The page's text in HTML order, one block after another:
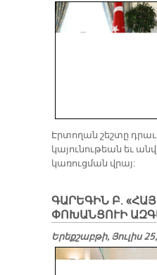
Էրտողան շեշտը
կայունութեան եւ
կառուցման վրայ:
ԳԱՐԵԳԻՆ Բ.
ՓՈԽԱՆՑՈՒԻ
Երեքշաբթի, Յուլիս